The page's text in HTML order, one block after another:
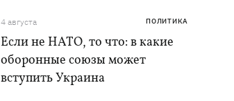
4 августа ПОЛИТИКА
Если не НАТО, то что: в какие
оборонные союзы может
вступить Украина